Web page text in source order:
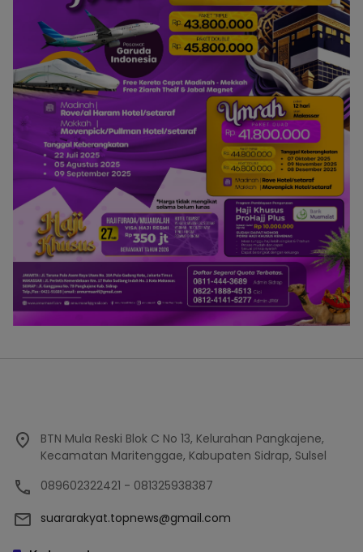
BTN Mula Reski Blok C No 13, Kelurahan Pangkajene,
Kecamatan Maritenggae, Kabupaten Sidrap, Sulsel
089602322421 - 081325938387
suararakyat.topnews@gmail.com